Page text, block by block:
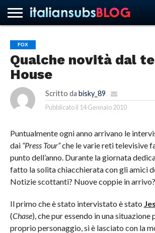
HOME
NEWS
ASCOLTI
RECENSIONI
INTERVISTE
CURIOSITÀ
CHI
SIAMO
CONTATTACI
FORUM
ITALIANSUBS
FOX
Qualche novità dal
House
Scritto da bisky_89
Pubblicato il 14 Gennaio 2010
Puntualmente ogni anno arrivano le
dai “Press Tour”che le varie reti televisive
punto dell’anno. Durante la giornata
fatto la solita chiacchierata con gli amici
Notizie scottanti? Nuove coppie in arrivo?
Il primo che è stato intervistato è stato
(Chase), che pur essendo in una
proprio personaggio, si è lasciato con la